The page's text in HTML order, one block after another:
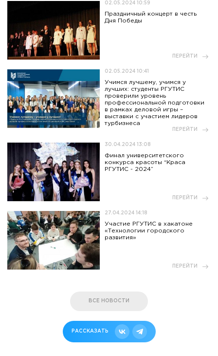
02.05.2024 10:59
Праздничный концерт в честь
Дня Победы
ПЕРЕЙТИ
02.05.2024 10:41
Учимся лучшему, учимся у
лучших: студенты РГУТИС
проверили уровень
профессиональной подготовки
в рамках деловой игры –
выставки с участием лидеров
турбизнеса
ПЕРЕЙТИ
30.04.2024 13:08
Финал университетского
конкурса красоты “Краса
РГУТИС - 2024”
ПЕРЕЙТИ
27.04.2024 14:18
Участие РГУТИС в хакатоне
«Технологии городского
развития»
ПЕРЕЙТИ
ВСЕ НОВОСТИ
РАССКАЗАТЬ